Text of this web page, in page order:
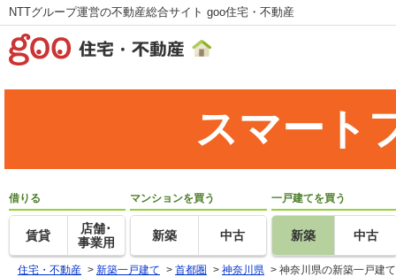
NTTグループ運営の不動産総合サイト goo住宅・不動産
スマート
借りる
賃貸
店舗･
事業用
マンションを買う
新築 中古
一戸建てを買う
新築 中古
住宅・不動産 > 新築一戸建て > 首都圏 > 神奈川県 > 神奈川県の新築一戸建